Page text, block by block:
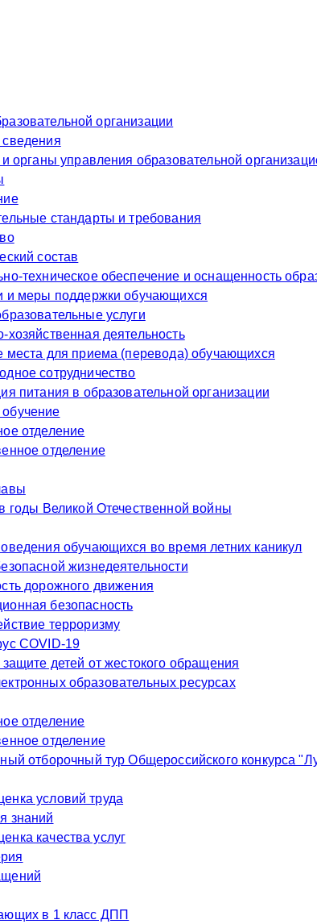
организации
и органы управления образовательной
стандарты и требования
состав
техническое обеспечение и оснащенность
и меры поддержки обучающихся
услуги
хозяйственная деятельность
места для приема (перевода) обучающихся
сотрудничество
питания в образовательной организации
отделение
отделение
годы Великой Отечественной войны
обучающихся во время летних каникул
жизнедеятельности
дорожного движения
безопасность
терроризму
COVID-19
детей от жестокого обращения
образовательных ресурсах
отделение
отделение
отборочный тур Общероссийского конкурса
условий труда
знаний
качества услуг
в 1 класс ДПП